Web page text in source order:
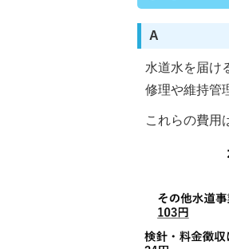
A
水道水を届け
修理や維持管
これらの費用